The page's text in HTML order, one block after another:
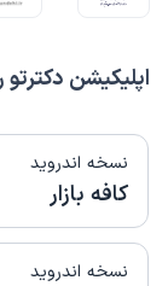
اپلیکیشن
نسخه اندروید
کافه بازار
نسخه اندروید